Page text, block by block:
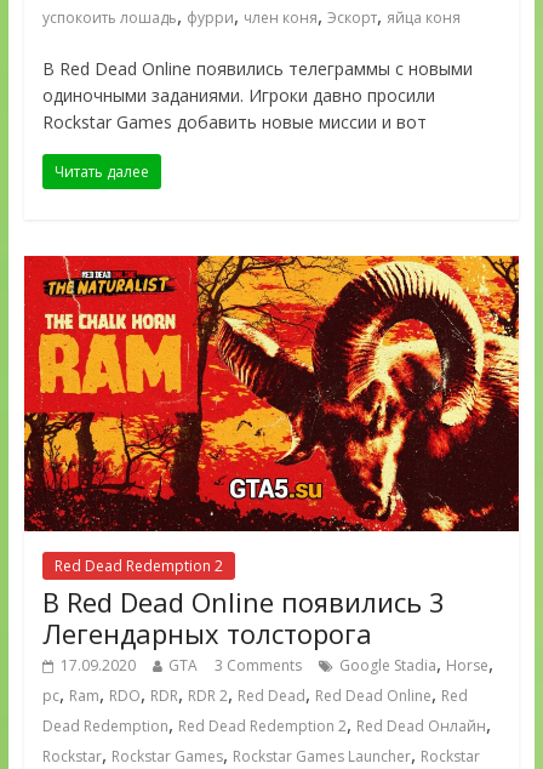
успокоить лошадь, фурри, член коня, Эскорт, яйца коня
В Red Dead Online появились телеграммы с новыми
одиночными заданиями. Игроки давно просили
Rockstar Games добавить новые миссии и вот
Читать далее
Red Dead Redemption 2
В Red Dead Online появились 3
Легендарных толсторога
17.09.2020 GTA 3 Comments Google Stadia, Horse,
pc, Ram, RDO, RDR, RDR 2, Red Dead, Red Dead Online, Red
Dead Redemption, Red Dead Redemption 2, Red Dead Онлайн,
Rockstar, Rockstar Games, Rockstar Games Launcher, Rockstar